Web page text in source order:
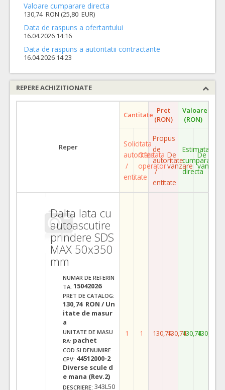
Valoare cumparare directa
130,74 RON (25,80 EUR)
Data de raspuns a ofertantului
16.04.2026 14:16
Data de raspuns a autoritatii contractante
16.04.2026 14:23
REPERE ACHIZITIONATE
Reper
Cantitate Pret
(RON)
Valoare
(RON)
Solicitata
autoritate
/
entitate
Ofertata
operator
Propus
de
autoritate
/
entitate
De
vanzare
Estimata
cumparare
directa
De
vanzare
Dalta lata cu
autoascutire
prindere SDS
MAX 50x350
mm
NUMAR DE REFERIN
TA: 15042026
PRET DE CATALOG:
130,74 RON / Un
itate de masur
a
UNITATE DE MASU
RA: pachet
COD SI DENUMIRE
CPV: 44512000-2
Diverse scule d
e mana (Rev.2)
DESCRIERE: 343L50
1 1 130,74130,74130,74130,74